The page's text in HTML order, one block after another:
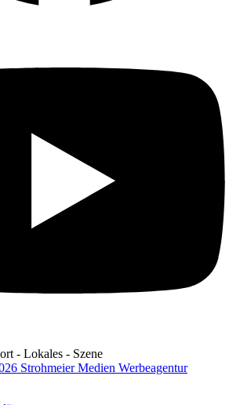
- Lokales - Szene
Strohmeier Medien Werbeagentur